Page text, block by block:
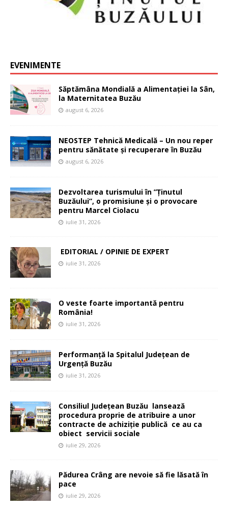
EVENIMENTE
Săptămâna Mondială a Alimentației la Sân,
la Maternitatea Buzău
august 6, 2026
NEOSTEP Tehnică Medicală – Un nou reper
pentru sănătate și recuperare în Buzău
august 6, 2026
Dezvoltarea turismului în ”Ținutul
Buzăului”, o promisiune și o provocare
pentru Marcel Ciolacu
iulie 31, 2026
EDITORIAL / OPINIE DE EXPERT
iulie 31, 2026
O veste foarte importantă pentru
România!
iulie 31, 2026
Performanță la Spitalul Județean de
Urgență Buzău
iulie 31, 2026
Consiliul Județean Buzău lansează
procedura proprie de atribuire a unor
contracte de achiziție publică ce au ca
obiect servicii sociale
iulie 29, 2026
Pădurea Crâng are nevoie să fie lăsată în
pace
iulie 29, 2026